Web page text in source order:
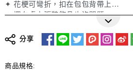
✦ 花梗可彎折，扣在包包背帶上
✦ 擺在桌上張裝飾品也沒問題～
✦ 特典小卡尺寸可放在一般卡冊內
分享
商品規格: